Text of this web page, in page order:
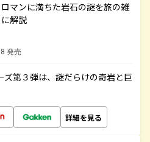
マンに満ちた岩石の謎を旅の雑
解説
発売
ズ第３弾は、謎だらけの奇岩と巨
詳細を見る